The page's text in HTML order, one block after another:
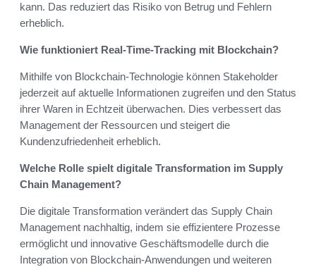
kann. Das reduziert das Risiko von Betrug und Fehlern
erheblich.
Wie funktioniert Real-Time-Tracking mit Blockchain?
Mithilfe von Blockchain-Technologie können Stakeholder
jederzeit auf aktuelle Informationen zugreifen und den Status
ihrer Waren in Echtzeit überwachen. Dies verbessert das
Management der Ressourcen und steigert die
Kundenzufriedenheit erheblich.
Welche Rolle spielt digitale Transformation im Supply
Chain Management?
Die digitale Transformation verändert das Supply Chain
Management nachhaltig, indem sie effizientere Prozesse
ermöglicht und innovative Geschäftsmodelle durch die
Integration von Blockchain-Anwendungen und weiteren